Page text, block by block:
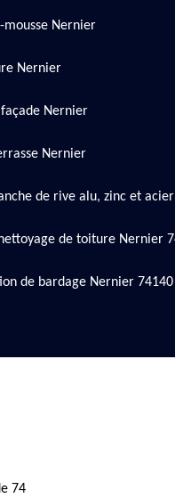
Nernier
Nernier
Nernier
Nernier
de rive alu, zinc et
de toiture Nernier
de bardage Nernier 74140
74